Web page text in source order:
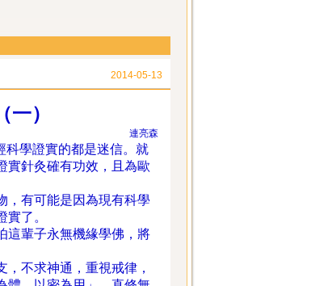
2014-05-13
）
連亮森
科學證實的都是迷信。就
實針灸確有功效，且為歐
，有可能是因為現有科學
了。
這輩子永無機緣學佛，將
不求神通，重視戒律，